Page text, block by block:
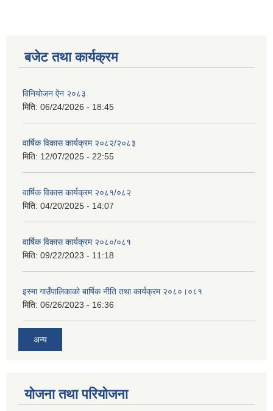
बजेट तथा कार्यक्रम
विनियोजन ऐन २०८३
मिति: 06/24/2026 - 18:45
वार्षिक विकास कार्यक्रम २०८२/२०८३
मिति: 12/07/2025 - 22:55
वार्षिक विकास कार्यक्रम २०८१/०८२
मिति: 04/20/2025 - 14:07
वार्षिक विकास कार्यक्रम २०८०/०८१
मिति: 09/22/2023 - 11:18
इस्मा गाउँपालिकाको बार्षिक नीति तथा कार्यक्रम २०८०।०८१
मिति: 06/26/2023 - 16:36
अन्य
योजना तथा परियोजना